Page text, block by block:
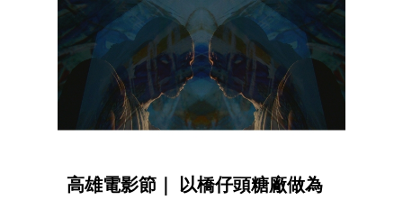
高雄電影節｜ 以橋仔頭糖廠做為